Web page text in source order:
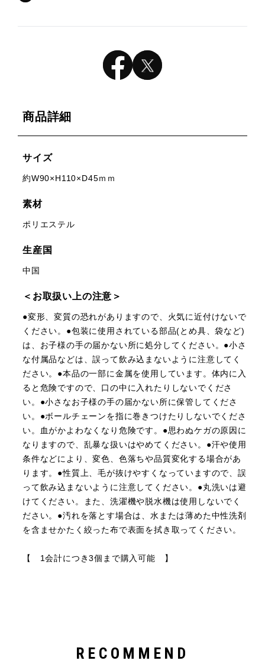
商品詳細
サイズ
約W90×H110×D45ｍｍ
素材
ポリエステル
生産国
中国
＜お取扱い上の注意＞
●変形、変質の恐れがありますので、火気に近付けないで
ください。●包装に使用されている部品(とめ具、袋など)
は、お子様の手の届かない所に処分してください。●小さ
な付属品などは、誤って飲み込まないように注意してく
ださい。●本品の一部に金属を使用しています。体内に入
ると危険ですので、口の中に入れたりしないでくださ
い。●小さなお子様の手の届かない所に保管してくださ
い。●ボールチェーンを指に巻きつけたりしないでくださ
い。血がかよわなくなり危険です。●思わぬケガの原因に
なりますので、乱暴な扱いはやめてください。●汗や使用
条件などにより、変色、色落ちや品質変化する場合があ
ります。●性質上、毛が抜けやすくなっていますので、誤
って飲み込まないように注意してください。●丸洗いは避
けてください。また、洗濯機や脱水機は使用しないでく
ださい。●汚れを落とす場合は、水または薄めた中性洗剤
を含ませかたく絞った布で表面を拭き取ってください。
【 1会計につき3個まで購入可能 】
RECOMMEND